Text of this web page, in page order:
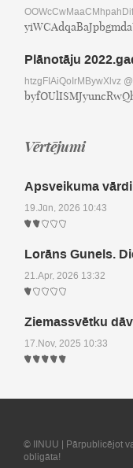
Plānotāju
htzgFIAiQoIrMBywXlvz
Vērtējumi
Apsveikuma
19.Jūn, 2026 10:43
Lorāns Gunels.
21.Apr, 2026 13:32
Ziemassvētku
17.Nov, 2025 10:33
© IINUU | Pārpublicējot
obligāta!